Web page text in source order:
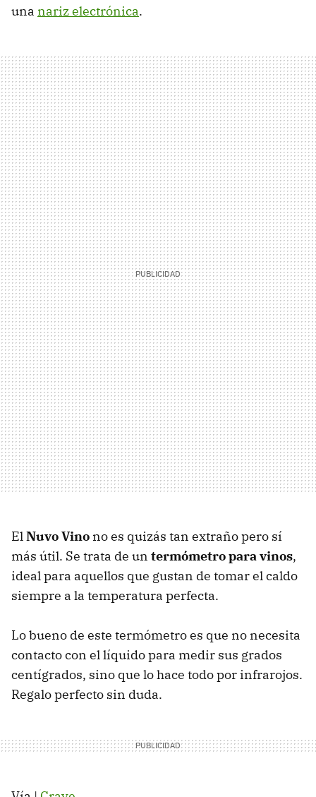
una nariz electrónica.
ElNuvo Vino no es quizás tan extraño pero sí
más útil. Se trata de un termómetro para vinos,
ideal para aquellos que gustan de tomar el caldo
siempre a la temperatura perfecta.
Lo bueno de este termómetro es que no necesita
contacto con el líquido para medir sus grados
centígrados, sino que lo hace todo por infrarojos.
Regalo perfecto sin duda.